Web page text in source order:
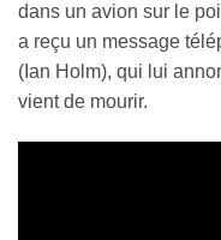
dans un avion sur le
a reçu un message
(Ian Holm), qui lui
vient de mourir.